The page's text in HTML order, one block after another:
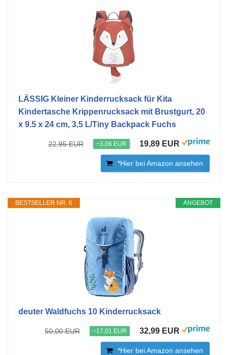
LÄSSIG Kleiner Kinderrucksack für Kita
Kindertasche Krippenrucksack mit Brustgurt, 20
x 9.5 x 24 cm, 3,5 L/Tiny Backpack Fuchs
22,95 EUR −3,06 EUR 19,89 EUR
*Hier bei Amazon ansehen
ANGEBOT
BESTSELLER NR. 6
deuter Waldfuchs 10 Kinderrucksack
50,00 EUR −17,01 EUR 32,99 EUR
*Hier bei Amazon ansehen